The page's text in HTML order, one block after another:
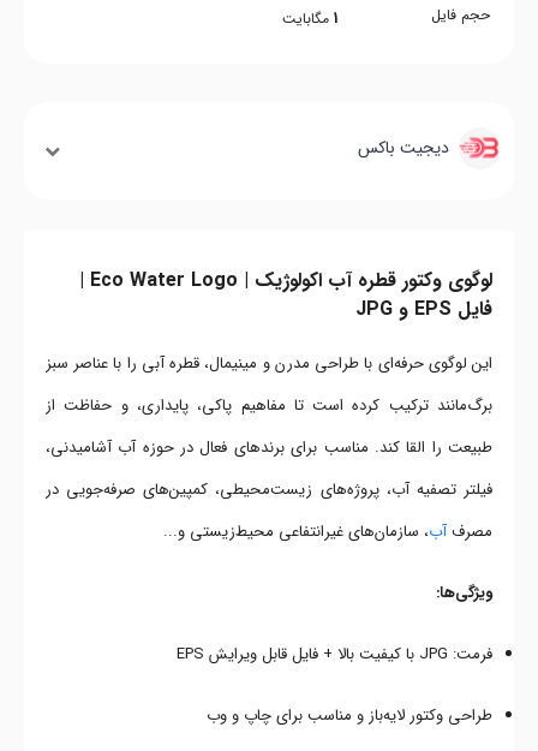
حجم فایل
1 مگابایت
دیجیت باکس
لوگوی وکتور قطره آب اکولوژیک | Eco Water Logo |
فایل EPS و JPG
این لوگوی حرفه‌ای با طراحی مدرن و مینیمال، قطره آبی را با عناصر سبز
برگ‌مانند ترکیب کرده است تا مفاهیم پاکی، پایداری، و حفاظت از
طبیعت را القا کند. مناسب برای برندهای فعال در حوزه آب آشامیدنی،
فیلتر تصفیه آب، پروژه‌های زیست‌محیطی، کمپین‌های صرفه‌جویی در
مصرفآب، سازمان‌های غیرانتفاعی محیط‌زیستی و...
ویژگی‌ها:
فرمت: JPG با کیفیت بالا + فایل قابل ویرایش EPS
طراحی وکتور لایه‌باز و مناسب برای چاپ و وب